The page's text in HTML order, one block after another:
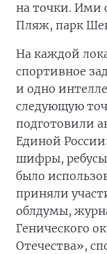
на точки. Ими
Пляж, парк
На каждой
спортивное
и одно
следующую
подготовили
Единой
шифры,
было
приняли
облдумы,
Генического
Отечества»,